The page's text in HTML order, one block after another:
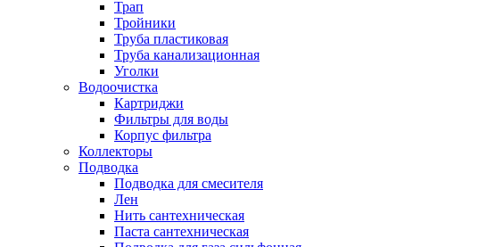
Трап
Тройники
Труба пластиковая
Труба канализационная
Уголки
Водоочистка
Картриджи
Фильтры для воды
Корпус фильтра
Коллекторы
Подводка
Подводка для смесителя
Лен
Нить сантехническая
Паста сантехническая